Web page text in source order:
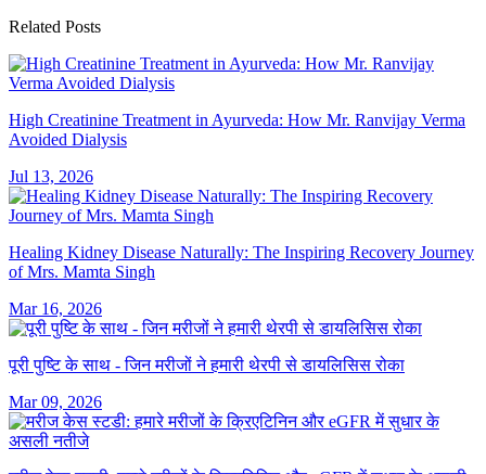
Related Posts
High Creatinine Treatment in Ayurveda: How Mr. Ranvijay Verma
Avoided Dialysis
Jul 13, 2026
Healing Kidney Disease Naturally: The Inspiring Recovery Journey
of Mrs. Mamta Singh
Mar 16, 2026
पूरी पुष्टि के साथ - जिन मरीजों ने हमारी थेरपी से डायलिसिस रोका
Mar 09, 2026